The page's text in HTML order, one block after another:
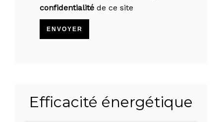
confidentialité de ce site
ENVOYER
Efficacité énergétique